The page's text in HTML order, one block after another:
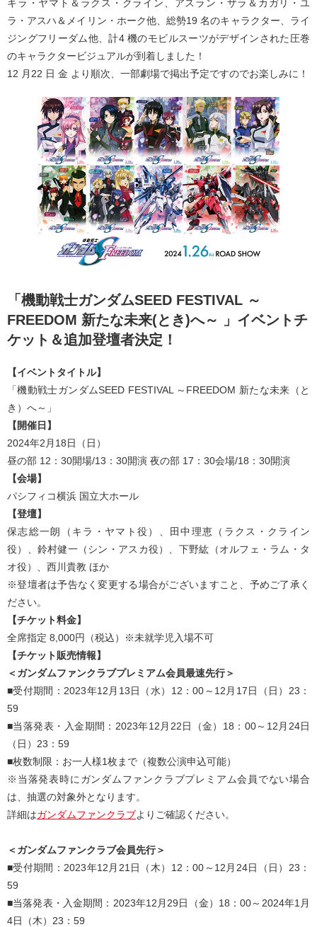
キラ・ヤマト＆ラクス・クライン、アスラン・ザラ＆カガリ・ユ
ラ・アスハ＆メイリン・ホーク他、総勢19 名のキャラクター、ライ
ジングフリーダム他、計4 機のモビルスーツがデザインされた圧巻
のキャラクタービジュアルが到着しました！
12 月22 日 金 より順次、一部劇場で掲出予定ですのでお楽しみに！
「機動戦士ガンダムSEED FESTIVAL ～
FREEDOM 新たな未来(とき)へ～ 」イベントチ
ケット＆追加登壇者決定！
【イベントタイトル】
「機動戦士ガンダムSEED FESTIVAL ～FREEDOM 新たな未来（と
き）へ～」
【開催日】
2024年2月18日（日）
昼の部 12：30開場/13：30開演 夜の部 17：30会場/18：30開演
【会場】
パシフィコ横浜 国立大ホール
【登壇】
保志総一朗（キラ・ヤマト役）、田中理恵（ラクス・クライン
役）、鈴村健一（シン・アスカ役）、下野紘（オルフェ・ラム・タ
オ役）、西川貴教 ほか
※登壇者は予告なく変更する場合がございますこと、予めご了承く
ださい。
【チケット料金】
全席指定 8,000円（税込）※未就学児入場不可
【チケット販売情報】
＜ガンダムファンクラブプレミアム会員最速先行＞
■受付期間：2023年12月13日（水）12：00～12月17日（日）23：
59
■当落発表・入金期間：2023年12月22日（金）18：00～12月24日
（日）23：59
■枚数制限：お一人様1枚まで（複数公演申込可能）
※当落発表時にガンダムファンクラブプレミアム会員でない場合
は、抽選の対象外となります。
詳細はガンダムファンクラブよりご確認ください。
＜ガンダムファンクラブ会員先行＞
■受付期間：2023年12月21日（木）12：00～12月24日（日）23：
59
■当落発表・入金期間：2023年12月29日（金）18：00～2024年1月
4日（木）23：59